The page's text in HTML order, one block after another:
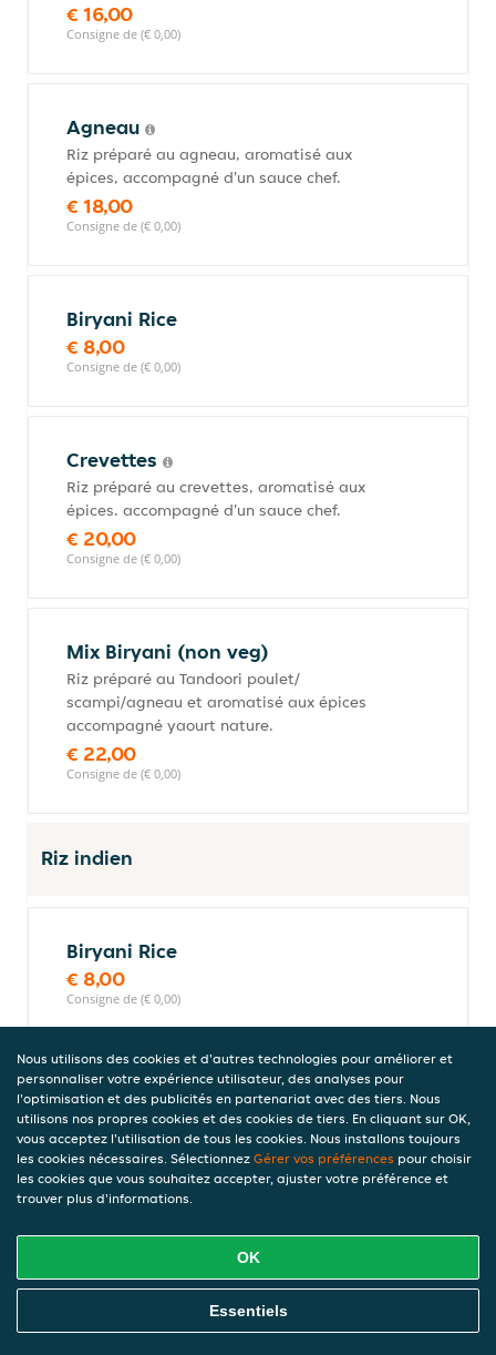
€ 16,00
Consigne de (€ 0,00)
Agneau
Riz préparé au agneau, aromatisé aux
épices, accompagné d'un sauce chef.
€ 18,00
Consigne de (€ 0,00)
Biryani Rice
€ 8,00
Consigne de (€ 0,00)
Crevettes
Riz préparé au crevettes, aromatisé aux
épices. accompagné d'un sauce chef.
€ 20,00
Consigne de (€ 0,00)
Mix Biryani (non veg)
Riz préparé au Tandoori poulet/
scampi/agneau et aromatisé aux épices
accompagné yaourt nature.
€ 22,00
Consigne de (€ 0,00)
Riz indien
Biryani Rice
€ 8,00
Consigne de (€ 0,00)
Riz pulao
Riz basmati cuit dans de l'huile,
délicatement parfumé.
€ 3,00
Consigne de (€ 0,00)
Riz sauté
Riz basmati cuit dans de l'huile, garni de
petits pois, oeufs et oignons.
Commandez En Ligne
Nous utilisons des cookies et d'autres technologies pour améliorer et
personnaliser votre expérience utilisateur, des analyses pour
l'optimisation et des publicités en partenariat avec des tiers. Nous
utilisons nos propres cookies et des cookies de tiers. En cliquant sur OK,
vous acceptez l'utilisation de tous les cookies. Nous installons toujours
les cookies nécessaires. Sélectionnez Gérer vos préférences pour choisir
les cookies que vous souhaitez accepter, ajuster votre préférence et
trouver plus d'informations.
OK
Essentiels